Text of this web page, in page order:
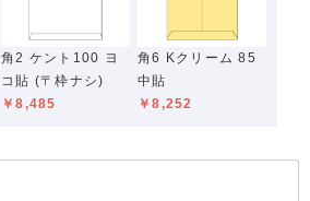
角2 ケント100 ヨ
コ貼 (〒枠ナシ)
￥8,485
角6 Kクリーム 85
中貼
￥8,252